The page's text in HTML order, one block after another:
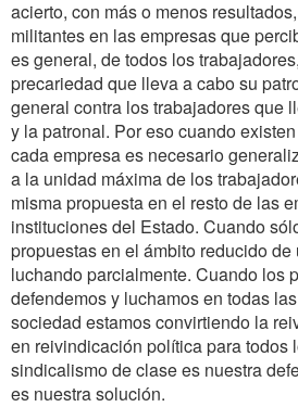
acierto, con más o menos
militantes en las empresas que
es general, de todos los
precariedad que lleva a cabo su
general contra los trabajadores que
y la patronal. Por eso cuando
cada empresa es necesario
a la unidad máxima de los
misma propuesta en el resto de las
instituciones del Estado. Cuando
propuestas en el ámbito reducido
luchando parcialmente. Cuando los
defendemos y luchamos en todas
sociedad estamos convirtiendo la
en reivindicación política para todos
sindicalismo de clase es nuestra
es nuestra solución.